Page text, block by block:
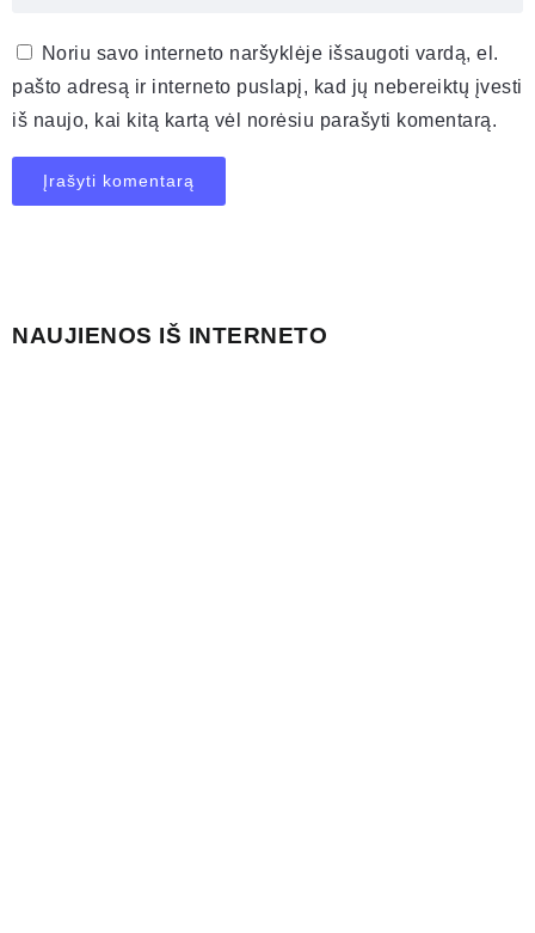
Noriu savo interneto naršyklėje išsaugoti vardą, el.
pašto adresą ir interneto puslapį, kad jų nebereiktų įvesti
iš naujo, kai kitą kartą vėl norėsiu parašyti komentarą.
NAUJIENOS IŠ INTERNETO